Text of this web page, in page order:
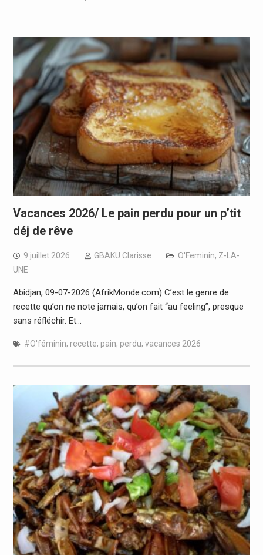
Vacances 2026/ Le pain perdu pour un p’tit
déj de rêve
9 juillet 2026 GBAKU Clarisse O'Feminin, Z-LA-
UNE
Abidjan, 09-07-2026 (AfrikMonde.com) C’est le genre de
recette qu’on ne note jamais, qu’on fait “au feeling”, presque
sans réfléchir. Et…
#O'féminin; recette; pain; perdu; vacances 2026